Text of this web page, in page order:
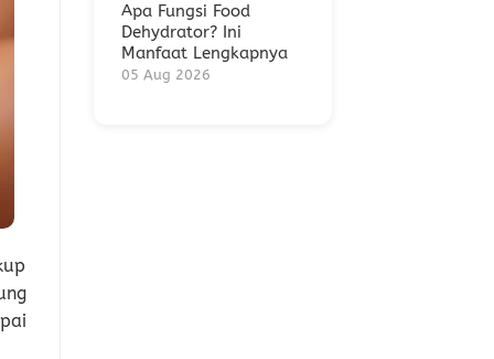
Apa Fungsi Food
Dehydrator? Ini
Manfaat Lengkapnya
05 Aug 2026